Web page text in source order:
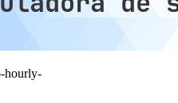
hourly-